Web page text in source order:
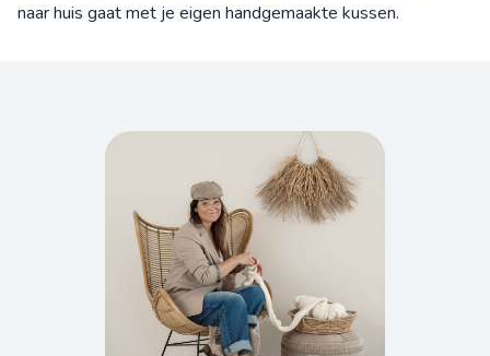
naar huis gaat met je eigen handgemaakte kussen.